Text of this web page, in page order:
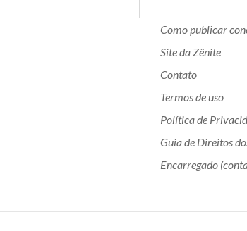
Como publicar
Site da Zênite
Contato
Termos de uso
Política de
Guia de Direitos
Encarregado